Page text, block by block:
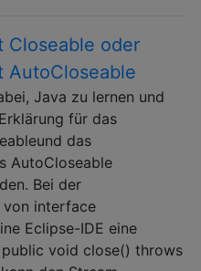
Closeable oder
AutoCloseable
Java zu lernen und
für das
das
AutoCloseable
Bei der
von interface
Eclipse-IDE eine
void close() throws